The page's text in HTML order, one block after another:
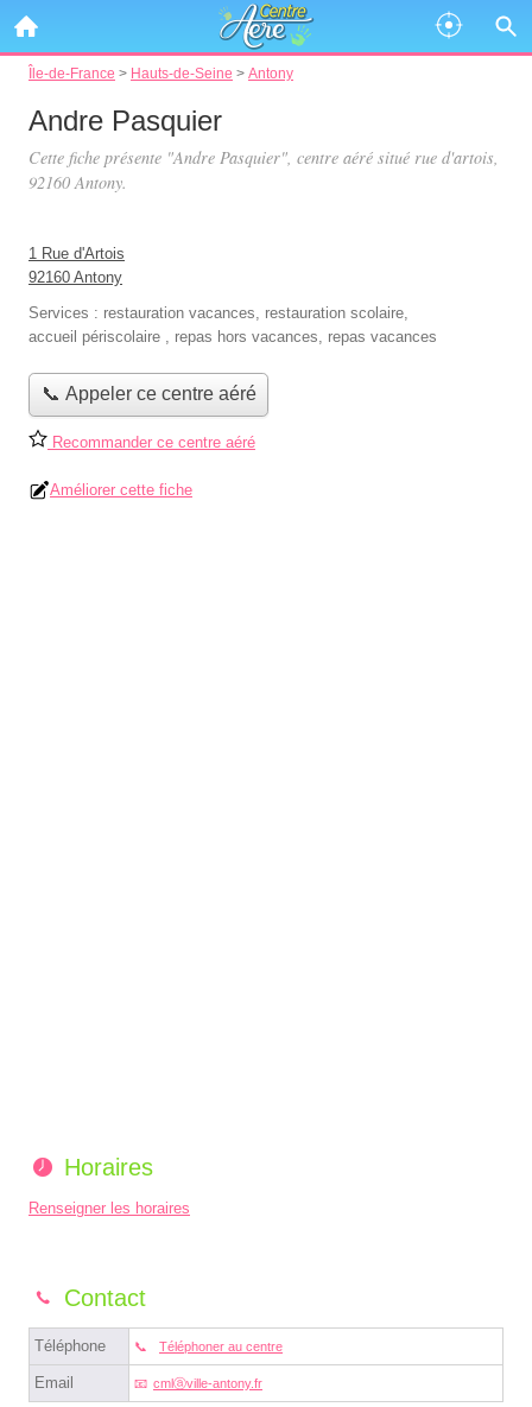
Île-de-France > Hauts-de-Seine > Antony
Andre Pasquier
Cette fiche présente "Andre Pasquier", centre aéré situé rue d'artois,
92160 Antony.
1 Rue d'Artois
92160 Antony
Services : restauration vacances, restauration scolaire,
accueil périscolaire , repas hors vacances, repas vacances
📞 Appeler ce centre aéré
Recommander ce centre aéré
Améliorer cette fiche
Horaires
Renseigner les horaires
Contact
Téléphone Téléphoner au centre
Email cmlⓐville-antony.fr